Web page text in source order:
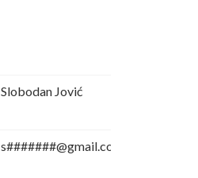
Slobodan Jović
s#######@gmail.com